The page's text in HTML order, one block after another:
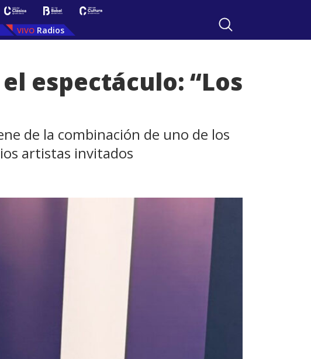
Radios
espectáculo: “Los
de la combinación de uno de los
artistas invitados